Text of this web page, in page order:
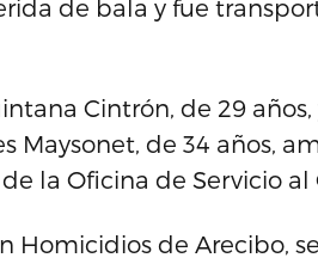
de bala y fue
Cintrón, de 29
de 34 años,
la Oficina de Servicio al
Homicidios de Arecibo,